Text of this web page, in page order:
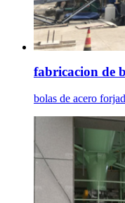
fabricacion de
bolas de acero